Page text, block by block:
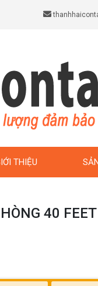
THIỆU
40